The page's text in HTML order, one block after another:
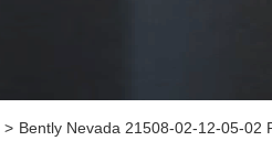
> Bently Nevada 21508-02-12-05-02